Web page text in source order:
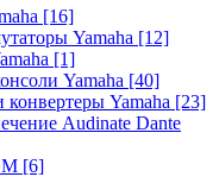
[16]
Yamaha [12]
[1]
Yamaha [40]
Yamaha [23]
Audinate Dante
[6]